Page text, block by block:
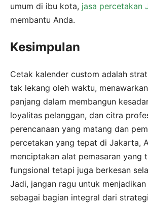
umum di ibu kota, jasa percetakan
membantu Anda.
Kesimpulan
Cetak kalender custom adalah
tak lekang oleh waktu,
panjang dalam membangun
loyalitas pelanggan, dan citra
perencanaan yang matang dan
percetakan yang tepat di Jakarta,
menciptakan alat pemasaran yang
fungsional tetapi juga berkesan
Jadi, jangan ragu untuk
sebagai bagian integral dari